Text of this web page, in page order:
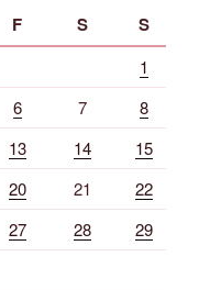
F S S
1
6 7
8
13 14
15
20 21
22
27 28
29